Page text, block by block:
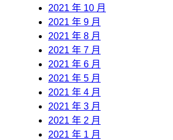
2021 年 10 月
2021 年 9 月
2021 年 8 月
2021 年 7 月
2021 年 6 月
2021 年 5 月
2021 年 4 月
2021 年 3 月
2021 年 2 月
2021 年 1 月